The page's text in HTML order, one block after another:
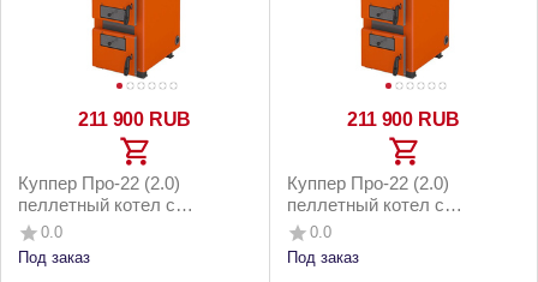
211 900 RUB
Куппер Про-22 (2.0)
пеллетный котел с
горелкой 26 Норма 3.0 и
котельным бункером до
220м2
0.0
Под заказ
211 900 RUB
Куппер Про-22 (2.0)
пеллетный котел с
горелкой 26 Норма 3.0 и
напольным бункером до
220м2
0.0
Под заказ